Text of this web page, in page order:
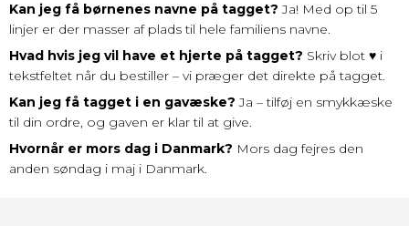
Kan jeg få børnenes navne på tagget? Ja! Med op til 5
linjer er der masser af plads til hele familiens navne.
Hvad hvis jeg vil have et hjerte på tagget? Skriv blot ♥ i
tekstfeltet når du bestiller – vi præger det direkte på tagget.
Kan jeg få tagget i en gavæske? Ja – tilføj en smykkæske
til din ordre, og gaven er klar til at give.
Hvornår er mors dag i Danmark? Mors dag fejres den
anden søndag i maj i Danmark.